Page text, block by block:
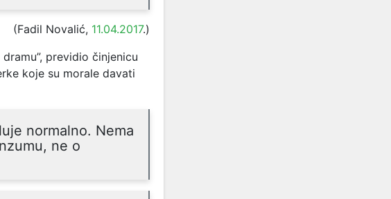
(Fadil Novalić, 11.04.2017.)
previdio činjenicu
koje su morale davati
normalno. Nema
ne o